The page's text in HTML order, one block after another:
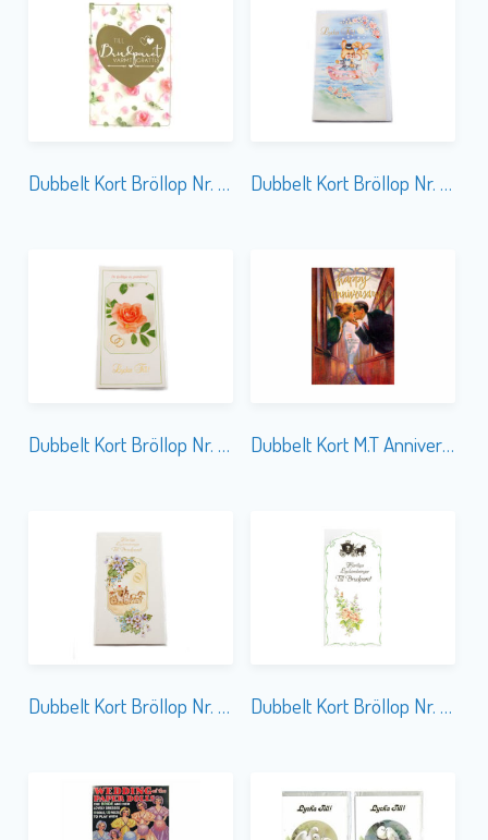
Dubbelt Kort Bröllop Nr. 854B Dubbelt Kort Bröllop Nr. 855A
Dubbelt Kort Bröllop Nr. 851 Dubbelt Kort M.T Anniversary SA012
Dubbelt Kort Bröllop Nr. 853A Dubbelt Kort Bröllop Nr. 852